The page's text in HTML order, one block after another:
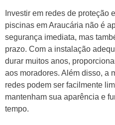
Investir em redes de proteção
piscinas em Araucária não é
segurança imediata, mas
prazo. Com a instalação
durar muitos anos,
aos moradores. Além disso, a
redes podem ser facilmente
mantenham sua aparência e
tempo.